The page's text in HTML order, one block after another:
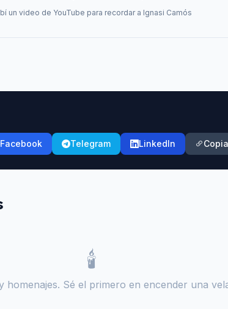
un video de YouTube para recordar a Ignasi Camós
Facebook Telegram LinkedIn
🕯️
homenajes. Sé el primero en encender una